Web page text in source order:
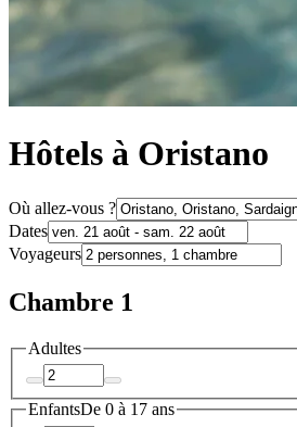
Hôtels à Oristano
Où allez-vous ?
Dates
Voyageurs
Chambre 1
Adultes
EnfantsDe 0 à 17 ans